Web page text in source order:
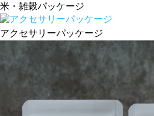
米・雑穀パッケージ
アクセサリーパッケージ